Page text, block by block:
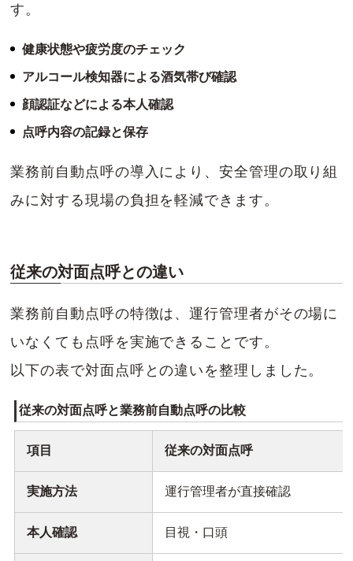
す。
健康状態や疲労度のチェック
アルコール検知器による酒気帯び確認
顔認証などによる本人確認
点呼内容の記録と保存
業務前自動点呼の導入により、安全管理の取り組
みに対する現場の負担を軽減できます。
従来の対面点呼との違い
業務前自動点呼の特徴は、運行管理者がその場に
いなくても点呼を実施できることです。
以下の表で対面点呼との違いを整理しました。
従来の対面点呼と業務前自動点呼の比較
項目 従来の対面点呼
実施方法 運行管理者が直接確認
本人確認 目視・口頭